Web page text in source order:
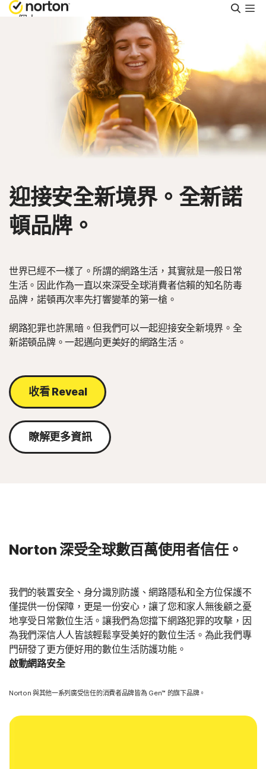
搜
尋
個人
Small Business
迎接安全新境界。全新諾
頓品牌。
世界已經不一樣了。所謂的網路生活，其實就是一般日常
生活。因此作為一直以來深受全球消費者信賴的知名防毒
品牌，諾頓再次率先打響變革的第一槍。
網路犯罪也許黑暗。但我們可以一起迎接安全新境界。全
新諾頓品牌。一起邁向更美好的網路生活。
收看 Reveal
瞭解更多資訊
Norton 深受全球數百萬使用者信任。
我們的裝置安全、身分識別防護、網路隱私和全方位保護不
僅提供一份保障，更是一份安心，讓了您和家人無後顧之憂
地享受日常數位生活。讓我們為您擋下網路犯罪的攻擊，因
為我們深信人人皆該輕鬆享受美好的數位生活。為此我們專
門研發了更方便好用的數位生活防護功能。
啟動網路安全
Norton 與其他一系列廣受信任的消費者品牌皆為 Gen™ 的旗下品牌。